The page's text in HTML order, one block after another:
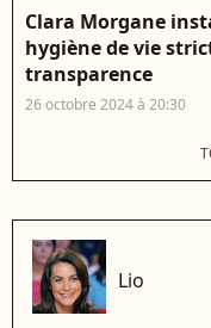
Clara Morgane
hygiène de vie
transparence
26 octobre 2024 à 20:30
Lio